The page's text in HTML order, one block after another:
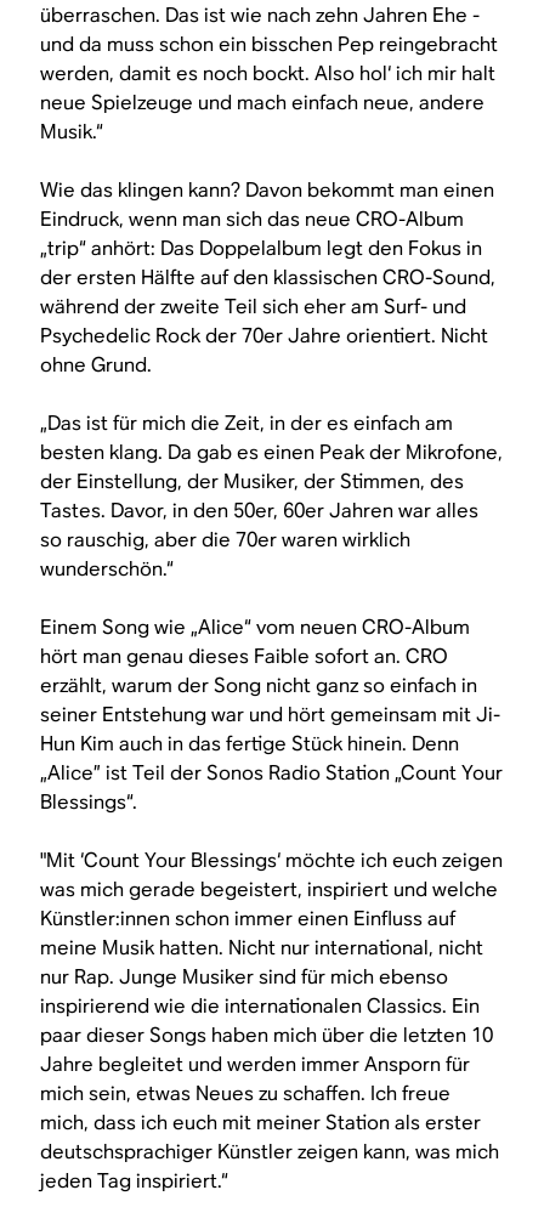
überraschen. Das ist wie nach zehn Jahren Ehe -
und da muss schon ein bisschen Pep reingebracht
werden, damit es noch bockt. Also hol‘ ich mir halt
neue Spielzeuge und mach einfach neue, andere
Musik.“
Wie das klingen kann? Davon bekommt man einen
Eindruck, wenn man sich das neue CRO-Album
„trip“ anhört: Das Doppelalbum legt den Fokus in
der ersten Hälfte auf den klassischen CRO-Sound,
während der zweite Teil sich eher am Surf- und
Psychedelic Rock der 70er Jahre orientiert. Nicht
ohne Grund.
„Das ist für mich die Zeit, in der es einfach am
besten klang. Da gab es einen Peak der Mikrofone,
der Einstellung, der Musiker, der Stimmen, des
Tastes. Davor, in den 50er, 60er Jahren war alles
so rauschig, aber die 70er waren wirklich
wunderschön.“
Einem Song wie „Alice“ vom neuen CRO-Album
hört man genau dieses Faible sofort an. CRO
erzählt, warum der Song nicht ganz so einfach in
seiner Entstehung war und hört gemeinsam mit Ji-
Hun Kim auch in das fertige Stück hinein. Denn
„Alice” ist Teil der Sonos Radio Station „Count Your
Blessings“.
"Mit ‘Count Your Blessings‘ möchte ich euch zeigen
was mich gerade begeistert, inspiriert und welche
Künstler:innen schon immer einen Einfluss auf
meine Musik hatten. Nicht nur international, nicht
nur Rap. Junge Musiker sind für mich ebenso
inspirierend wie die internationalen Classics. Ein
paar dieser Songs haben mich über die letzten 10
Jahre begleitet und werden immer Ansporn für
mich sein, etwas Neues zu schaffen. Ich freue
mich, dass ich euch mit meiner Station als erster
deutschsprachiger Künstler zeigen kann, was mich
jeden Tag inspiriert.“